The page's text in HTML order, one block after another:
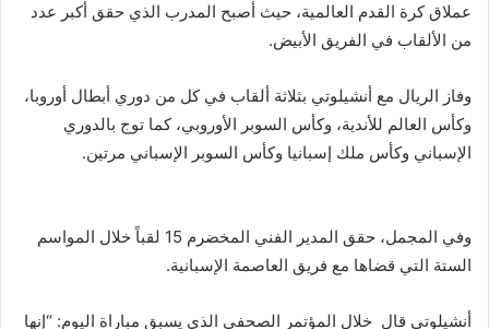
عملاق كرة القدم العالمية، حيث أصبح المدرب الذي حقق أكبر عدد
من الألقاب في الفريق الأبيض.
وفاز الريال مع أنشيلوتي بثلاثة ألقاب في كل من دوري أبطال أوروبا،
وكأس العالم للأندية، وكأس السوبر الأوروبي، كما توج بالدوري
الإسباني وكأس ملك إسبانيا وكأس السوبر الإسباني مرتين.
وفي المجمل، حقق المدير الفني المخضرم 15 لقباً خلال المواسم
الستة التي قضاها مع فريق العاصمة الإسبانية.
أنشيلوتي قال خلال المؤتمر الصحفي الذي يسبق مباراة اليوم: “إنها